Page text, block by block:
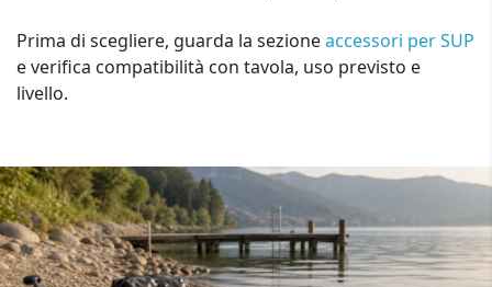
Prima di scegliere, guarda la sezioneaccessori per SUP
e verifica compatibilità con tavola, uso previsto e
livello.